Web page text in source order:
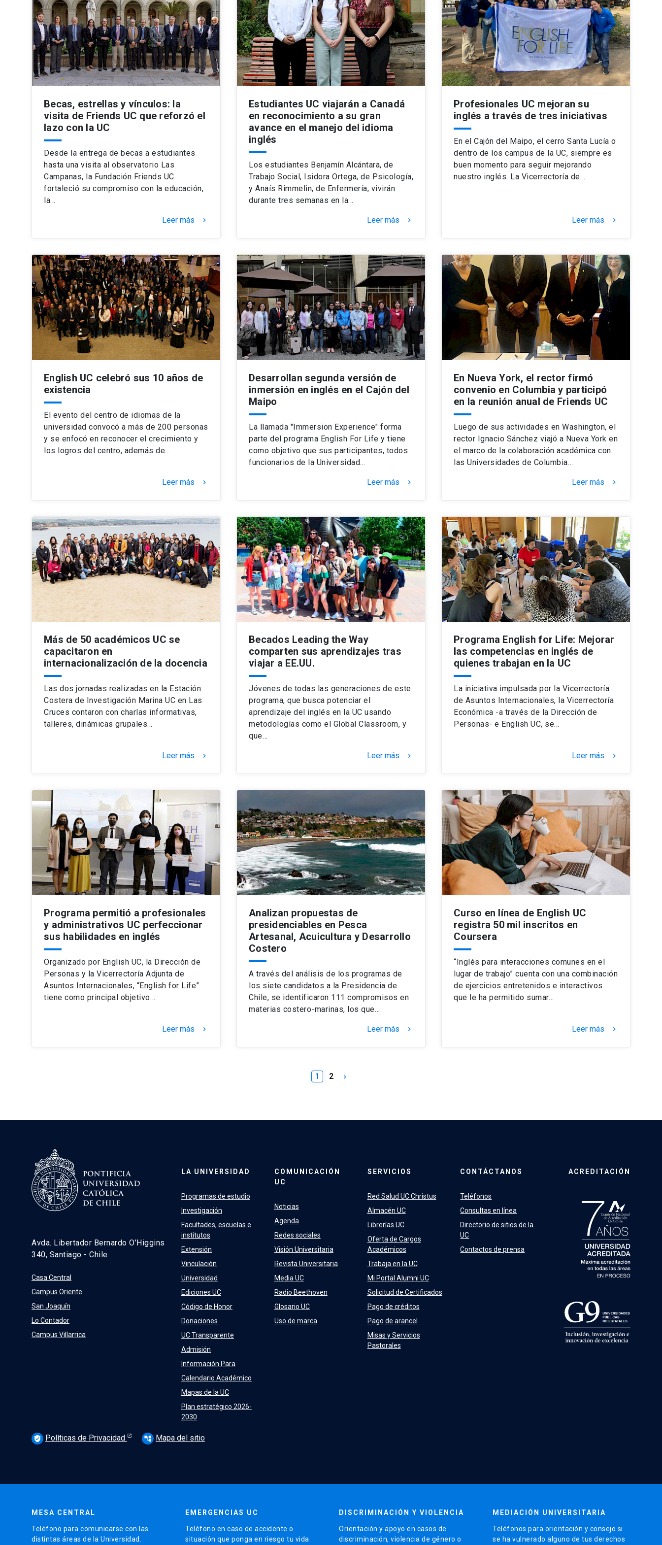
Becas, estrellas y vínculos: la
visita de Friends UC que reforzó el
lazo con la UC
Desde la entrega de becas a estudiantes
hasta una visita al observatorio Las
Campanas, la Fundación Friends UC
fortaleció su compromiso con la educación,
la…
Leer más keyboard_arrow_right
Estudiantes UC viajarán a Canadá
en reconocimiento a su gran
avance en el manejo del idioma
inglés
Los estudiantes Benjamín Alcántara, de
Trabajo Social, Isidora Ortega, de Psicología,
y Anaís Rimmelin, de Enfermería, vivirán
durante tres semanas en la…
Leer más keyboard_arrow_right
Profesionales UC mejoran su
inglés a través de tres iniciativas
En el Cajón del Maipo, el cerro Santa Lucía o
dentro de los campus de la UC, siempre es
buen momento para seguir mejorando
nuestro inglés. La Vicerrectoría de…
Leer más keyboard_arrow_right
English UC celebró sus 10 años de
existencia
El evento del centro de idiomas de la
universidad convocó a más de 200 personas
y se enfocó en reconocer el crecimiento y
los logros del centro, además de…
Leer más keyboard_arrow_right
Desarrollan segunda versión de
inmersión en inglés en el Cajón del
Maipo
La llamada "Immersion Experience" forma
parte del programa English For Life y tiene
como objetivo que sus participantes, todos
funcionarios de la Universidad…
Leer más keyboard_arrow_right
En Nueva York, el rector firmó
convenio en Columbia y participó
en la reunión anual de Friends UC
Luego de sus actividades en Washington, el
rector Ignacio Sánchez viajó a Nueva York en
el marco de la colaboración académica con
las Universidades de Columbia…
Leer más keyboard_arrow_right
Más de 50 académicos UC se
capacitaron en
internacionalización de la docencia
Las dos jornadas realizadas en la Estación
Costera de Investigación Marina UC en Las
Cruces contaron con charlas informativas,
talleres, dinámicas grupales…
Leer más keyboard_arrow_right
Becados Leading the Way
comparten sus aprendizajes tras
viajar a EE.UU.
Jóvenes de todas las generaciones de este
programa, que busca potenciar el
aprendizaje del inglés en la UC usando
metodologías como el Global Classroom, y
que…
Leer más keyboard_arrow_right
Programa English for Life: Mejorar
las competencias en inglés de
quienes trabajan en la UC
La iniciativa impulsada por la Vicerrectoría
de Asuntos Internacionales, la Vicerrectoría
Económica -a través de la Dirección de
Personas- e English UC, se…
Leer más keyboard_arrow_right
Programa permitió a profesionales
y administrativos UC perfeccionar
sus habilidades en inglés
Organizado por English UC, la Dirección de
Personas y la Vicerrectoría Adjunta de
Asuntos Internacionales, “English for Life”
tiene como principal objetivo…
Leer más keyboard_arrow_right
Analizan propuestas de
presidenciables en Pesca
Artesanal, Acuicultura y Desarrollo
Costero
A través del análisis de los programas de
los siete candidatos a la Presidencia de
Chile, se identificaron 111 compromisos en
materias costero-marinas, los que…
Leer más keyboard_arrow_right
Curso en línea de English UC
registra 50 mil inscritos en
Coursera
“Inglés para interacciones comunes en el
lugar de trabajo” cuenta con una combinación
de ejercicios entretenidos e interactivos
que le ha permitido sumar…
Leer más keyboard_arrow_right
1 2 keyboard_arrow_right
Avda. Libertador Bernardo O’Higgins
340, Santiago - Chile
Casa Central
Campus Oriente
San Joaquín
Lo Contador
Campus Villarrica
LA UNIVERSIDAD
Programas de estudio
Investigación
Facultades, escuelas e
institutos
Extensión
Vinculación
Universidad
Ediciones UC
Código de Honor
Donaciones
UC Transparente
Admisión
Información Para
Calendario Académico
Mapas de la UC
Plan estratégico 2026-
2030
COMUNICACIÓN
UC
Noticias
Agenda
Redes sociales
Visión Universitaria
Revista Universitaria
Media UC
Radio Beethoven
Glosario UC
Uso de marca
SERVICIOS
Red Salud UC Christus
Almacén UC
Librerías UC
Oferta de Cargos
Académicos
Trabaja en la UC
Mi Portal Alumni UC
Solicitud de Certificados
Pago de créditos
Pago de arancel
Misas y Servicios
Pastorales
CONTÁCTANOS
Teléfonos
Consultas en línea
Directorio de sitios de la
UC
Contactos de prensa
ACREDITACIÓN
verified_user Políticas de Privacidad account_tree Mapa del sitio
MESA CENTRAL
Teléfono para comunicarse con las
distintas áreas de la Universidad.
EMERGENCIAS UC
Teléfono en caso de accidente o
situación que ponga en riesgo tu vida
DISCRIMINACIÓN Y VIOLENCIA
Orientación y apoyo en casos de
discriminación, violencia de género o
MEDIACIÓN UNIVERSITARIA
Teléfonos para orientación y consejo si
se ha vulnerado alguno de tus derechos